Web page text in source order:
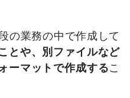
の業務の中で作成して
とや、別ファイルなど
ーマットで作成するこ